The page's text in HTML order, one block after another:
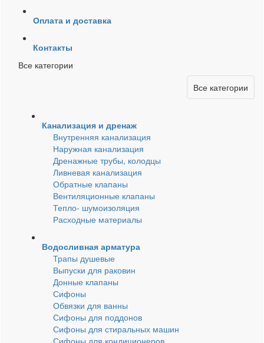
Оплата и доставка
Контакты
Все категории
Все категории
Канализация и дренаж
Внутренняя канализация
Наружная канализация
Дренажные трубы, колодцы
Ливневая канализация
Обратные клапаны
Вентиляционные клапаны
Тепло- шумоизоляция
Расходные материалы
Водосливная арматура
Трапы душевые
Выпуски для раковин
Донные клапаны
Сифоны
Обвязки для ванны
Сифоны для поддонов
Сифоны для стиральных машин